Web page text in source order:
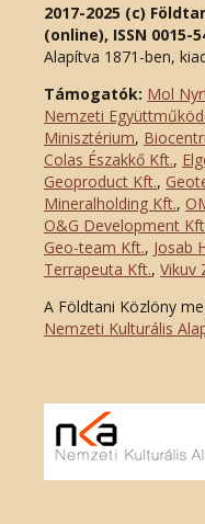
2017-2025 (c)
(online), ISSN
Alapítva 1871-ben,
Támogatók: Mol
Nemzeti
Minisztérium,
Colas Északkő Kft.,
Geoproduct Kft.,
Mineralholding Kft.,
O&G Development Kft
Geo-team Kft., Josab
Terrapeuta Kft., Vikuv
A Földtani Közlöny
Nemzeti Kulturális